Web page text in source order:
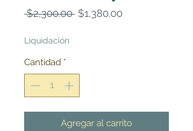
$2,300.00 Precio
$1,380.00Precio
Liquidación
Cantidad *
Agregar al carrito